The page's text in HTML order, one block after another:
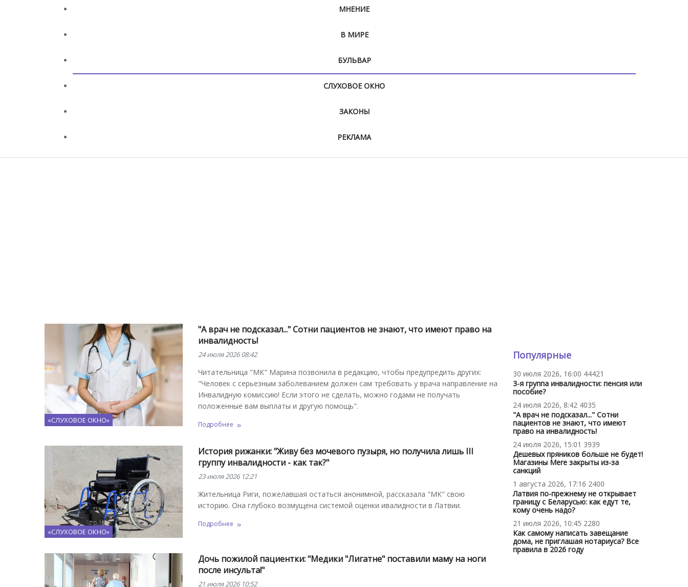
МНЕНИЕ
В МИРЕ
БУЛЬВАР
СЛУХОВОЕ ОКНО
ЗАКОНЫ
РЕКЛАМА
«СЛУХОВОЕ ОКНО»
"А врач не подсказал..." Сотни пациентов не знают, что имеют право на
инвалидность!
24 июля 2026 08:42
Читательница "МК" Марина позвонила в редакцию, чтобы предупредить других:
"Человек с серьезным заболеванием должен сам требовать у врача направление на
Инвалидную комиссию! Если этого не сделать, можно годами не получать
положенные вам выплаты и другую помощь".
Подробнее
«СЛУХОВОЕ ОКНО»
История рижанки: "Живу без мочевого пузыря, но получила лишь III
группу инвалидности - как так?"
23 июля 2026 12:21
Жительница Риги, пожелавшая остаться анонимной, рассказала "МК" свою
историю. Она глубоко возмущена системой оценки ивалидности в Латвии.
Подробнее
Дочь пожилой пациентки: "Медики "Лигатне" поставили маму на ноги
после инсульта!"
21 июля 2026 10:52
Популярные
30 июля 2026, 16:00 44421
3-я группа инвалидности: пенсия или
пособие?
24 июля 2026, 8:42 4035
"А врач не подсказал..." Сотни
пациентов не знают, что имеют
право на инвалидность!
24 июля 2026, 15:01 3939
Дешевых пряников больше не будет!
Магазины Mere закрыты из-за
санкций
1 августа 2026, 17:16 2400
Латвия по-прежнему не открывает
границу с Беларусью: как едут те,
кому очень надо?
21 июля 2026, 10:45 2280
Как самому написать завещание
дома, не приглашая нотариуса? Все
правила в 2026 году